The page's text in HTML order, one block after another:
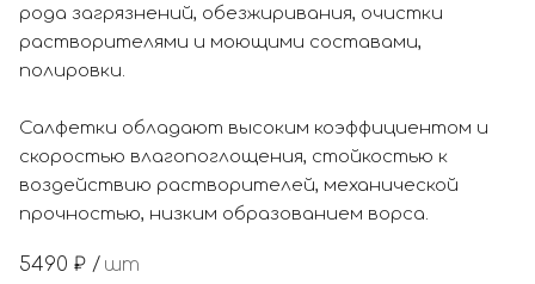
рода загрязнений, обезжиривания, очистки
растворителями и моющими составами,
полировки.
Салфетки обладают высоким коэффициентом и
скоростью влагопоглощения, стойкостью к
воздействию растворителей, механической
прочностью, низким образованием ворса.
5490 ₽ / шт